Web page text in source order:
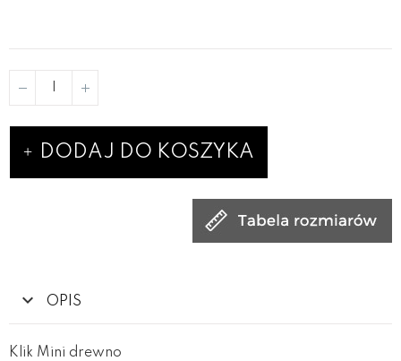
DODAJ DO KOSZYKA
OPIS
Klik Mini drewno